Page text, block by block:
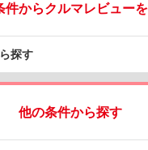
件からクルマレビュー
探す
他の条件から探す